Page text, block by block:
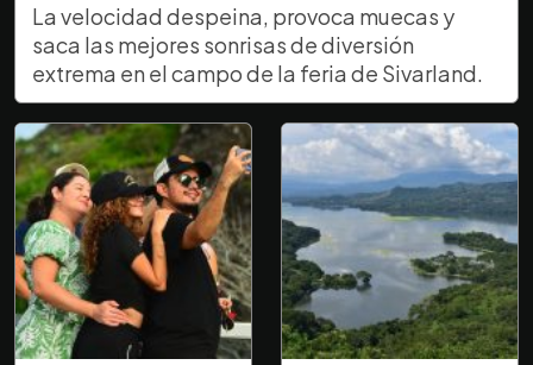
La velocidad despeina, provoca muecas y
saca las mejores sonrisas de diversión
extrema en el campo de la feria de Sivarland.